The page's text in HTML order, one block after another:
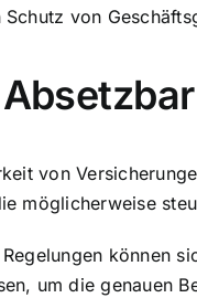
von
von
möglicherweise
können
um die genauen